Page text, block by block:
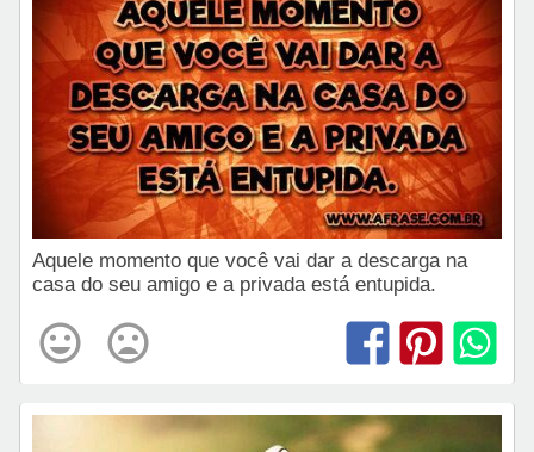
Aquele momento que você vai dar a descarga na
casa do seu amigo e a privada está entupida.